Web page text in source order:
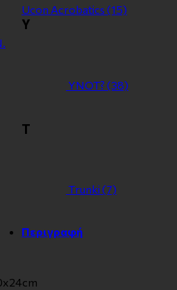
Ucon Acrobatics (15)
Y
YNOT? (38)
Τ
Τrunki (7)
Περιγραφή